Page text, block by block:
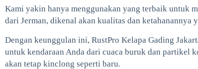
Kami yakin hanya menggunakan yang terbaik untuk
dari Jerman, dikenal akan kualitas dan ketahanannya
Dengan keunggulan ini, RustPro Kelapa Gading
untuk kendaraan Anda dari cuaca buruk dan partikel
akan tetap kinclong seperti baru.